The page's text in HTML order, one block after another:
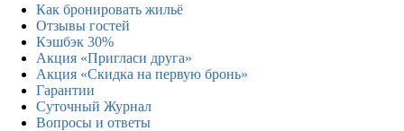
Как бронировать жильё
Отзывы гостей
Кэшбэк 30%
Акция «Пригласи друга»
Акция «Скидка на первую бронь»
Гарантии
Суточный Журнал
Вопросы и ответы